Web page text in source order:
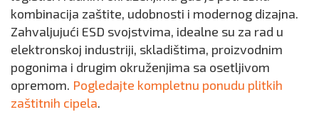
kombinacija zaštite, udobnosti i modernog dizajna.
Zahvaljujući ESD svojstvima, idealne su za rad u
elektronskoj industriji, skladištima, proizvodnim
pogonima i drugim okruženjima sa osetljivom
opremom. Pogledajte kompletnu ponudu plitkih
zaštitnih cipela.